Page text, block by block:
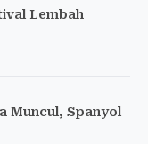
Lembah
Muncul, Spanyol